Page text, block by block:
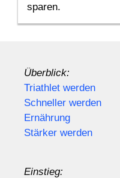
sparen.
Überblick:
Triathlet werden
Schneller werden
Ernährung
Stärker werden
Einstieg: